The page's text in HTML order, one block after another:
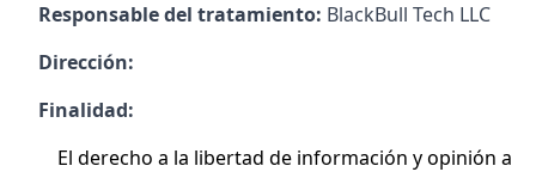
Responsable del tratamiento: BlackBull Tech LLC
Dirección:
Finalidad:
El derecho a la libertad de información y opinión a